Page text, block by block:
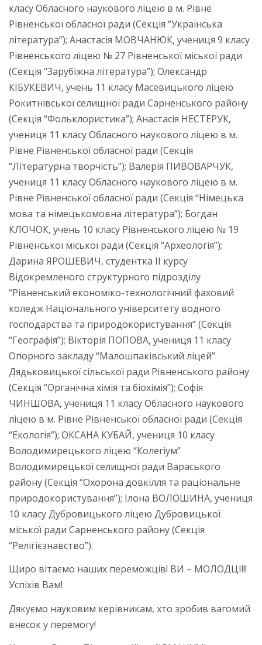
класу Обласного наукового ліцею в м. Рівне
Рівненської обласної ради (Секція “Українська
література”); Анастасія МОВЧАНЮК, учениця 9 класу
Рівненського ліцею № 27 Рівненської міської ради
(Секція “Зарубіжна література”); Олександр
КІБУКЕВИЧ, учень 11 класу Масевицького ліцею
Рокитнівської селищної ради Сарненського району
(Секція “Фольклористика”); Анастасія НЕСТЕРУК,
учениця 11 класу Обласного наукового ліцею в м.
Рівне Рівненської обласної ради (Секція
“Літературна творчість”); Валерія ПИВОВАРЧУК,
учениця 11 класу Обласного наукового ліцею в м.
Рівне Рівненської обласної ради (Секція “Німецька
мова та німецькомовна література”); Богдан
КЛОЧОК, учень 10 класу Рівненського ліцею № 19
Рівненської міської ради (Секція “Археологія”);
Дарина ЯРОШЕВИЧ, студентка ІІ курсу
Відокремленого структурного підрозділу
“Рівненський економіко-технологічний фаховий
коледж Національного університету водного
господарства та природокористування” (Секція
“Географія”); Вікторія ПОПОВА, учениця 11 класу
Опорного закладу “Малошпаківський ліцей”
Дядьковицької сільської ради Рівненського району
(Секція “Органічна хімія та біохімія”); Софія
ЧИНШОВА, учениця 11 класу Обласного наукового
ліцею в м. Рівне Рівненської обласної ради (Секція
“Екологія”); ОКСАНА КУБАЙ, учениця 10 класу
Володимирецького ліцею “Колегіум”
Володимирецької селищної ради Вараського
району (Секція “Охорона довкілля та раціональне
природокористування”); Ілона ВОЛОШИНА, учениця
10 класу Дубровицького ліцею Дубровицької
міської ради Сарненського району (Секція
“Релігієзнавство”).
Щиро вітаємо наших переможців! ВИ – МОЛОДЦІ!!!
Успіхів Вам!
Дякуємо науковим керівникам, хто зробив вагомий
внесок у перемогу!